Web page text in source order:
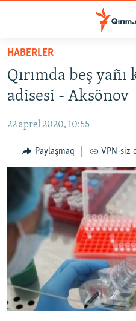
Esas
qaytmaq
Baş
qaytmaq
qaytmaq
HABERLER
SİYASET
CEMİYET
MEDENİYET
İNSAN AQLARI
VİDEO
SÜRET
BLOGLAR
FİKİR
Русский
Українською
HABERLER
Qırımda beş
adisesi - Aksönov
22 aprel 2020, 10:55
Paylaşmaq VPN-siz